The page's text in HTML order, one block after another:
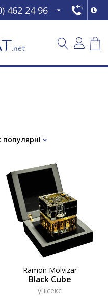
462 24 96
популярні
Ramon Molvizar
Black Cube
унісекс